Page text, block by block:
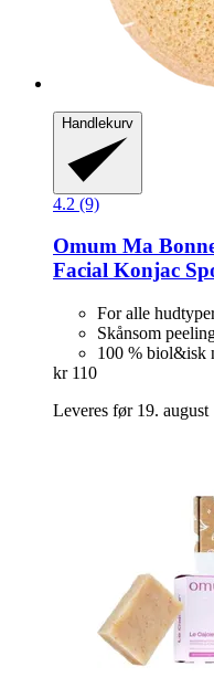
Handlekurv
4.2 (9)
Omum Ma
Facial Konjac
For alle
Skånsom
100 % biol&isk
kr 110
Leveres før 19. august